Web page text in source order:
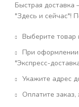
Быстрая
"Здесь и сейчас"!
Выберите товар
При
"Экспресс-
Укажите адрес
Оплатите